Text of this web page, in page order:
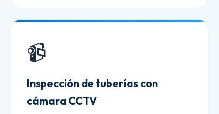
📹
Inspección de tuberías con
cámara CCTV